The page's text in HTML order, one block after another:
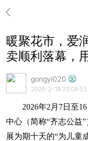
暖聚花市，爱
卖顺利落幕，
路
gongyi020
2026-2-18 20:09:53
2026年2月7日至16
中心（简称“齐志公益
展为期十天的“为儿童